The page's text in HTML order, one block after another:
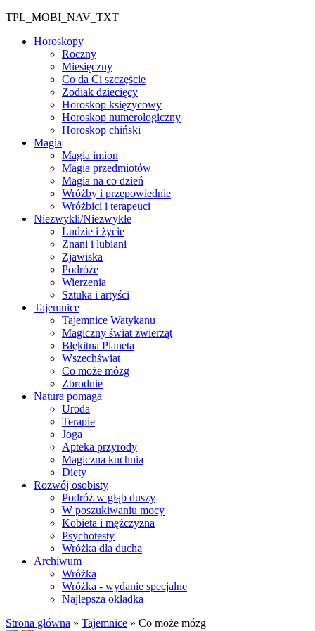
TPL_MOBI_NAV_TXT
Horoskopy
Roczny
Miesięczny
Co da Ci szczęście
Zodiak dziecięcy
Horoskop księżycowy
Horoskop numerologiczny
Horoskop chiński
Magia
Magia imion
Magia przedmiotów
Magia na co dzień
Wróżby i przepowiednie
Wróżbici i terapeuci
Niezwykli/Niezwykłe
Ludzie i życie
Znani i lubiani
Zjawiska
Podróże
Wierzenia
Sztuka i artyści
Tajemnice
Tajemnice Watykanu
Magiczny świat zwierząt
Błękitna Planeta
Wszechświat
Co może mózg
Zbrodnie
Natura pomaga
Uroda
Terapie
Joga
Apteka przyrody
Magiczna kuchnia
Diety
Rozwój osobisty
Podróż w głąb duszy
W poszukiwaniu mocy
Kobieta i mężczyzna
Psychotesty
Wróżka dla ducha
Archiwum
Wróżka
Wróżka - wydanie specjalne
Najlepsza okładka
Strona główna » Tajemnice » Co może mózg